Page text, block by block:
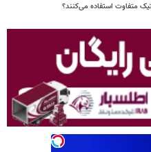
متفاوت استفاده می‌کنند؟